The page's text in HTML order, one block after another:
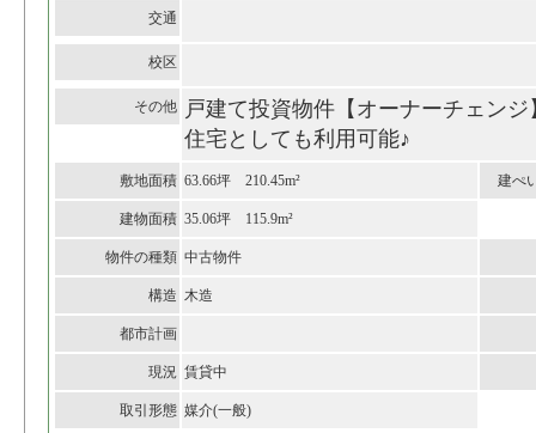
交通
校区
その他
戸建て投資物件【オーナーチェン
住宅としても利用可能♪
敷地面積 63.66坪 210.45m² 建ぺ
建物面積 35.06坪 115.9m²
物件の種類 中古物件
構造 木造
都市計画
現況 賃貸中
取引形態 媒介(一般)